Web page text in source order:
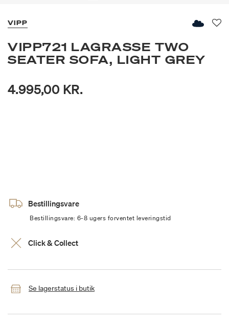
VIPP
VIPP721 LAGRASSE TWO
SEATER SOFA, LIGHT GREY
4.995,00 KR.
Bestillingsvare
Bestillingsvare: 6-8 ugers forventet leveringstid
Click & Collect
Se lagerstatus i butik